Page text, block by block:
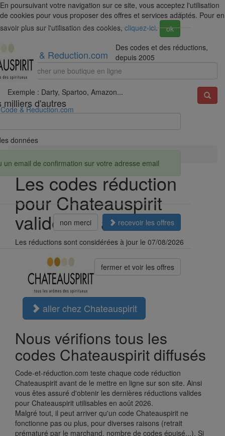
En poursuivant votre navigation sur ce site, vous acceptez l'utilisation
de cookies pour vous proposer des offres et services adaptés. Pour en
savoir plus sur l'utilisation des cookies, cliquez-ici. ok
Code & Reduction.com
Des codes et des réductions,
depuis 2005
Exemple : Darty, Spartoo, Amazon...
Code & Reduction.com
Les codes réduction
pour Chateauspirit
valides en août 2026
Les réductions sont considérées à jour le 07/08/2026
aller chez Chateauspirit
Nous vérifions tous les
codes Chateauspirit diffusés
Code-et-réduction.com teste chaque code réduction
Chateauspirit avant de le mettre en ligne sur son site. Ainsi
vous êtes assuré d'obtenir les dernières réductions valides
pour Chateauspirit utilisables en août 2026.
Malgré tout, il peut arriver qu'un code Chateauspirit ne
fonctionne pas ou plus, pour diverses raisons (retrait
prématuré par le marchand, nombre de codes épuisé...). Si
×
d'autres
données
email de confirmation sur votre adresse email
non merci recevoir les offres
fermer et voir les offres